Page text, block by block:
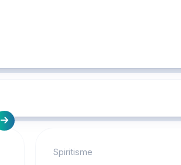
Spiritisme